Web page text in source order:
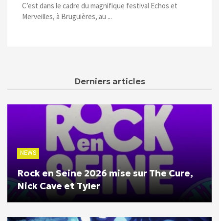
C’est dans le cadre du magnifique festival Echos et
Merveilles, à Bruguières, au ...
Derniers articles
NEWS
Rock en Seine 2026 mise sur The Cure,
Nick Cave et Tyler